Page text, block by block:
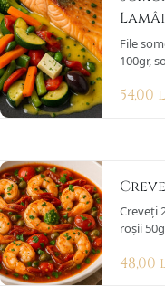
File
100gr,
54,00
Creveți
roșii
48,00